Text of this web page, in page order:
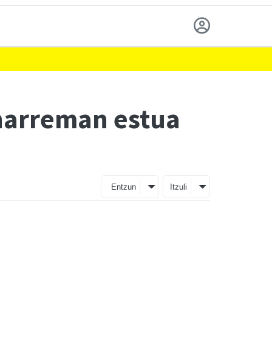
estua
Entzun Itzuli